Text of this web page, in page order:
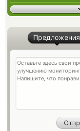
Предложения